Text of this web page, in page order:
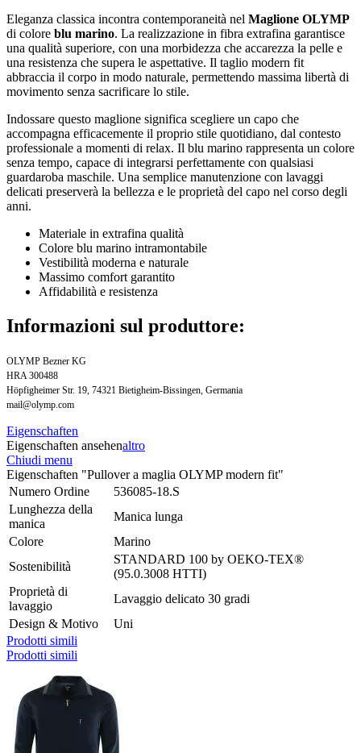
Eleganza classica incontra contemporaneità nel Maglione OLYMP
di colore blu marino. La realizzazione in fibra extrafina garantisce
una qualità superiore, con una morbidezza che accarezza la pelle e
una resistenza che supera le aspettative. Il taglio modern fit
abbraccia il corpo in modo naturale, permettendo massima libertà di
movimento senza sacrificare lo stile.
Indossare questo maglione significa scegliere un capo che
accompagna efficacemente il proprio stile quotidiano, dal contesto
professionale a momenti di relax. Il blu marino rappresenta un colore
senza tempo, capace di integrarsi perfettamente con qualsiasi
guardaroba maschile. Una semplice manutenzione con lavaggi
delicati preserverà la bellezza e le proprietà del capo nel corso degli
anni.
Materiale in extrafina qualità
Colore blu marino intramontabile
Vestibilità moderna e naturale
Massimo comfort garantito
Affidabilità e resistenza
Informazioni sul produttore:
OLYMP Bezner KG
HRA 300488
Höpfigheimer Str. 19, 74321 Bietigheim-Bissingen, Germania
mail@olymp.com
Eigenschaften
Eigenschaften ansehenaltro
Chiudi menu
Eigenschaften "Pullover a maglia OLYMP modern fit"
Numero Ordine
536085-18.S
Lunghezza della
manica
Manica lunga
Colore
Marino
Sostenibilità
STANDARD 100 by OEKO-TEX®
(95.0.3008 HTTI)
Proprietà di
lavaggio
Lavaggio delicato 30 gradi
Design & Motivo
Uni
Prodotti simili
Prodotti simili